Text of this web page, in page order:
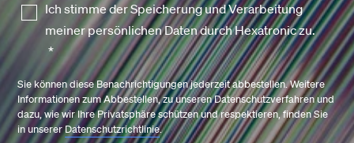
Ich stimme der Speicherung und Verarbeitung
meiner persönlichen Daten durch Hexatronic zu.
*
Sie können diese Benachrichtigungen jederzeit abbestellen. Weitere
Informationen zum Abbestellen, zu unseren Datenschutzverfahren und
dazu, wie wir Ihre Privatsphäre schützen und respektieren, finden Sie
in unsererDatenschutzrichtlinie.